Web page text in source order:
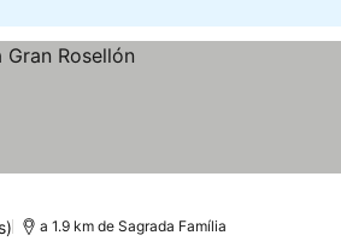
a 1.9 km de Sagrada Família